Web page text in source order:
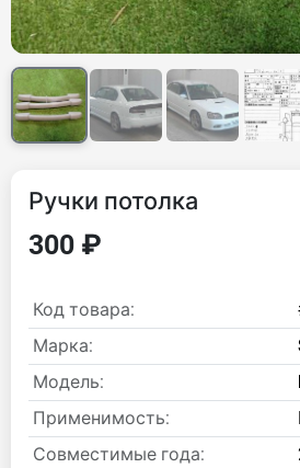
Ручки потолка
300 ₽
Код товара:
Марка:
Модель:
Применимость:
Совместимые года: